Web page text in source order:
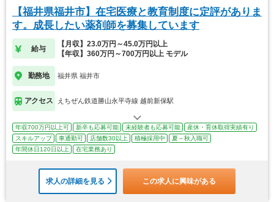
【福井県福井市】在宅医療と教育制度に定評がありま
す。成長したい薬剤師を募集しています
給与
【月収】23.0万円～45.0万円以上
【年収】360万円～700万円以上 モデル
勤務地 福井県 福井市
アクセス えちぜん鉄道勝山永平寺線 越前新保駅
年収700万円以上可 新卒も応募可能 未経験者も応募可能
産休・育休取得実績有り
スキルアップ
車通勤可 店舗数30以上 積極採用中
夏～秋入職可
年間休日120日以上
在宅業務あり
求人の詳細を見る この求人に興味がある